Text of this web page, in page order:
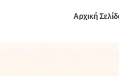
Αρχική